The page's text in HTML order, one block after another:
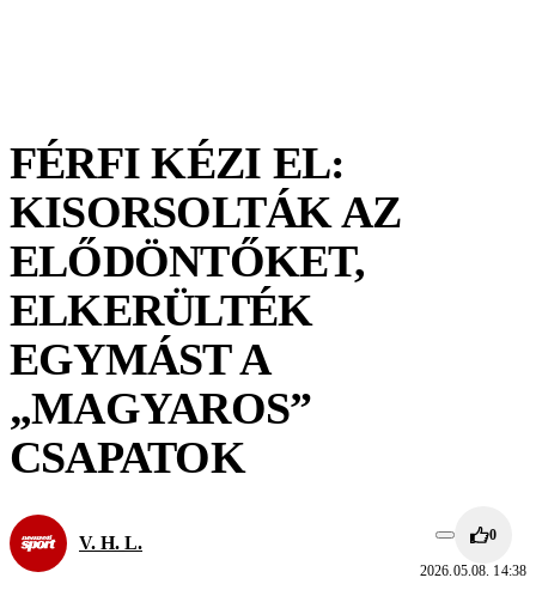
FÉRFI KÉZI EL:
KISORSOLTÁK AZ
ELŐDÖNTŐKET,
ELKERÜLTÉK
EGYMÁST A
„MAGYAROS”
CSAPATOK
V. H. L. 0
2026.05.08. 14:38